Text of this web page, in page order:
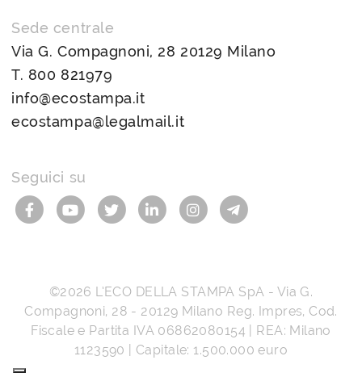
Sede centrale
Via G. Compagnoni, 28 20129 Milano
T. 800 821979
info@ecostampa.it
ecostampa@legalmail.it
Seguici su
©2026 L’ECO DELLA STAMPA SpA - Via G.
Compagnoni, 28 - 20129 Milano Reg. Impres, Cod.
Fiscale e Partita IVA 06862080154 | REA: Milano
1123590 | Capitale: 1.500.000 euro